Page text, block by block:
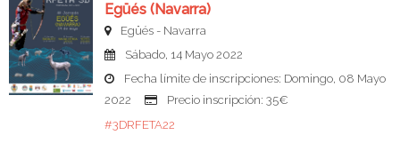
Egüés (Navarra)
Egüés - Navarra
Sábado, 14 Mayo 2022
Fecha límite de inscripciones: Domingo, 08 Mayo
2022
Precio inscripción: 35€
#3DRFETA22